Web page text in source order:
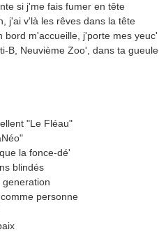
si j'me fais fumer en tête
j'ai v'là les rêves dans la tête
bord m'accueille, j'porte mes yeuc'
B, Neuvième Zoo', dans ta gueule
"Le Fléau"
la fonce-dé'
blindés
generation
personne